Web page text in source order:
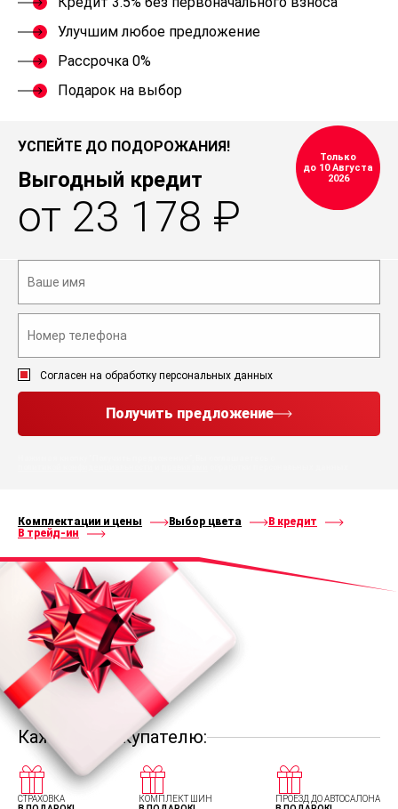
Улучшим любое предложение
Рассрочка 0%
Подарок на выбор
УСПЕЙТЕ ДО ПОДОРОЖАНИЯ!
Выгодный кредит
от 23 178 ₽
Только
до 10 Августа
2026
Согласен на обработку персональных данных
Получить предложение
Комплектации и цены Выбор цвета
В кредит
В трейд-ин
Каждому покупателю:
СТРАХОВКА
КОМПЛЕКТ ШИН
ПРОЕЗД ДО АВТОСАЛОНА